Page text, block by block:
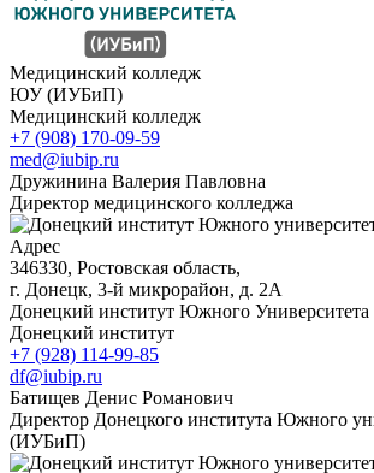
Медицинский колледж
ЮУ (ИУБиП)
Медицинский колледж
+7 (908) 170-09-59
med@iubip.ru
Дружинина Валерия Павловна
Директор медицинского колледжа
Адрес
346330, Ростовская область,
г. Донецк, 3-й микрорайон, д. 2А
Донецкий институт Южного
Донецкий институт
+7 (928) 114-99-85
df@iubip.ru
Батищев Денис Романович
Директор Донецкого института Южного
(ИУБиП)